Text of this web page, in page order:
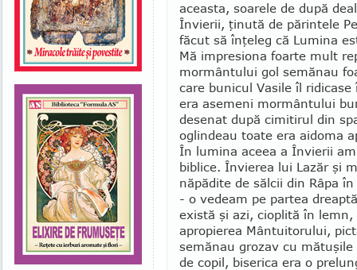
aceasta, soarele de după
Învierii, ţinută de părintele
făcut să înţeleg că Lumina
Mă impresiona foarte mult
mor­mântului gol semănau
care bunicul Vasile îl
era asemeni mormân­tului
desenat după cimitirul din
oglindeau toate era aidoma
În lumina aceea a Învierii
biblice. Învierea lui Lazăr şi
năpădite de sălcii din Râpa
- o vedeam pe partea
există şi azi, cioplită în
apro­pierea Mântuitorului,
semănau grozav cu
de copil, biserica era o